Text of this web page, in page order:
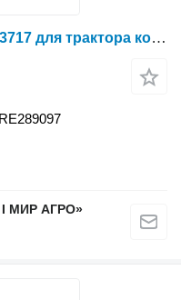
Гидронасос John Deere RE563717 для трактора колесного John Deere
МИР АГРО»